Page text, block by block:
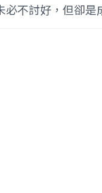
必不討好，但卻是